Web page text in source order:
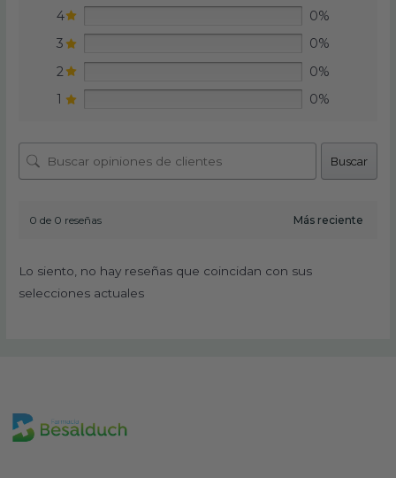
4
0%
3
0%
2
0%
1
0%
Buscar
0 de 0 reseñas
Lo siento, no hay reseñas que coincidan con sus
selecciones actuales